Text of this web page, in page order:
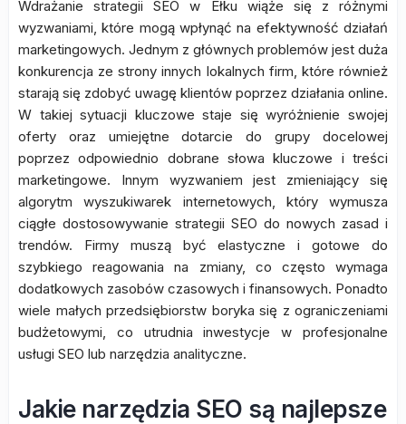
Wdrażanie strategii SEO w Ełku wiąże się z różnymi
wyzwaniami, które mogą wpłynąć na efektywność działań
marketingowych. Jednym z głównych problemów jest duża
konkurencja ze strony innych lokalnych firm, które również
starają się zdobyć uwagę klientów poprzez działania online.
W takiej sytuacji kluczowe staje się wyróżnienie swojej
oferty oraz umiejętne dotarcie do grupy docelowej
poprzez odpowiednio dobrane słowa kluczowe i treści
marketingowe. Innym wyzwaniem jest zmieniający się
algorytm wyszukiwarek internetowych, który wymusza
ciągłe dostosowywanie strategii SEO do nowych zasad i
trendów. Firmy muszą być elastyczne i gotowe do
szybkiego reagowania na zmiany, co często wymaga
dodatkowych zasobów czasowych i finansowych. Ponadto
wiele małych przedsiębiorstw boryka się z ograniczeniami
budżetowymi, co utrudnia inwestycje w profesjonalne
usługi SEO lub narzędzia analityczne.
Jakie narzędzia SEO są najlepsze